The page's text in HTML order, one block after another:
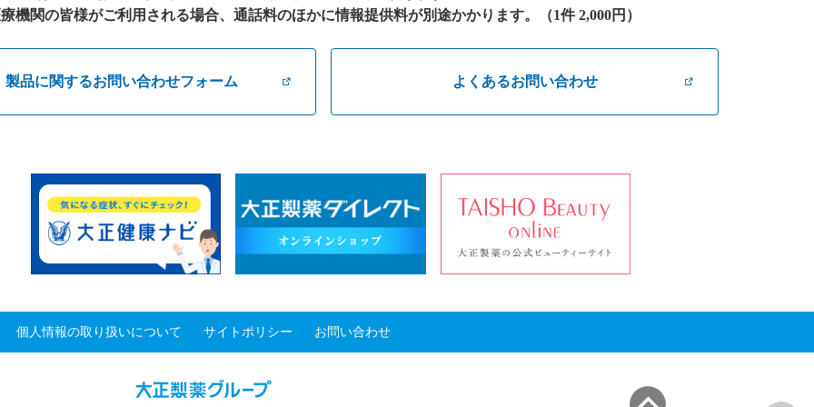
機関の皆様がご利用される場合、通話料のほかに情報提供料が別途かかります。（1件 2,000円）
製品に関するお問い合わせフォーム よくあるお問い合わせ
個人情報の取り扱いについて サイトポリシー お問い合わせ